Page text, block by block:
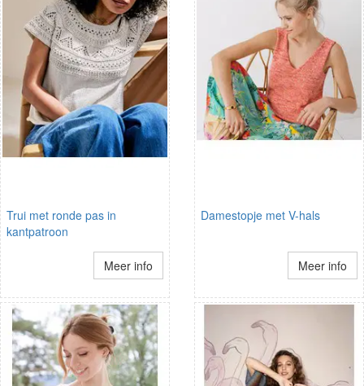
Trui met ronde pas in
kantpatroon
Meer info
Damestopje met V-hals
Meer info